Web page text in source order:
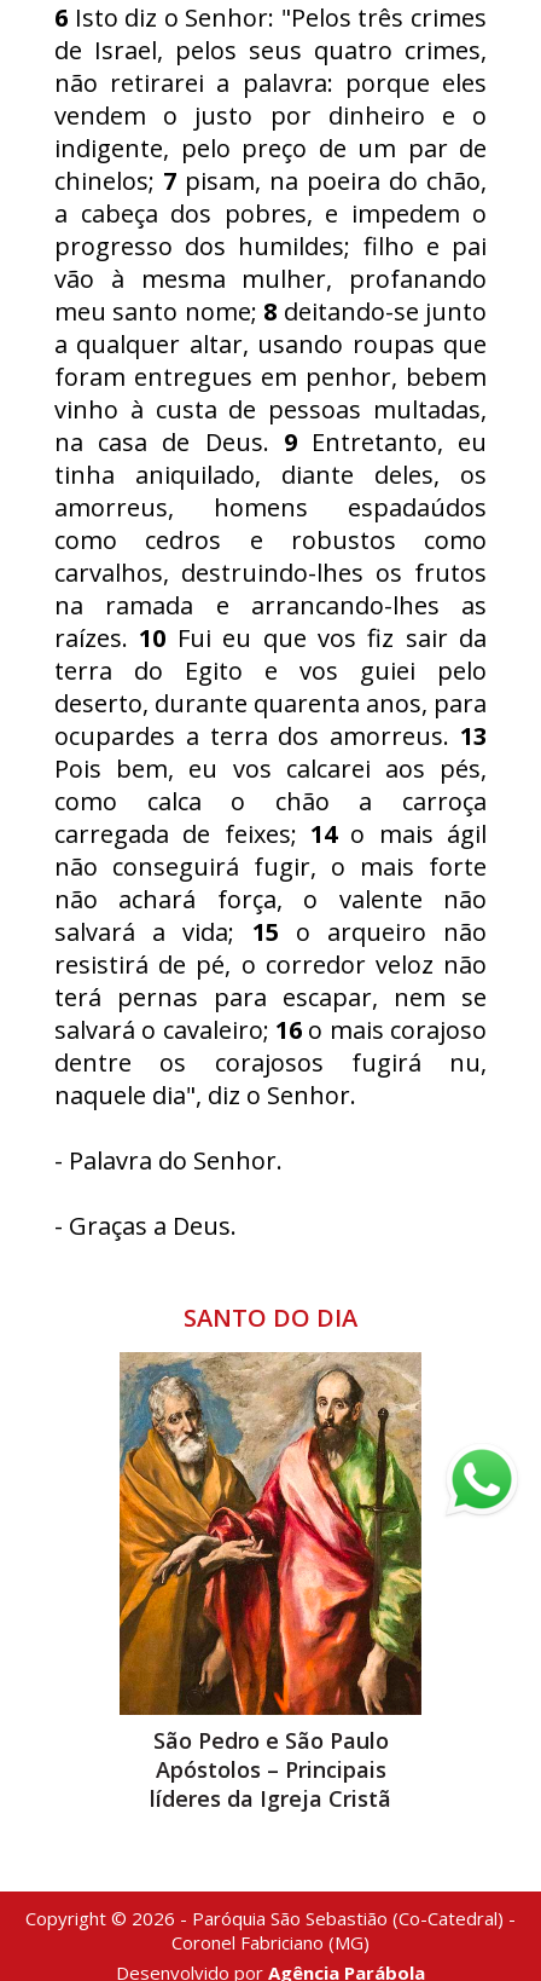
6 Isto diz o Senhor: "Pelos três crimes
de Israel, pelos seus quatro crimes,
não retirarei a palavra: porque eles
vendem o justo por dinheiro e o
indigente, pelo preço de um par de
chinelos; 7 pisam, na poeira do chão,
a cabeça dos pobres, e impedem o
progresso dos humildes; filho e pai
vão à mesma mulher, profanando
meu santo nome; 8 deitando-se junto
a qualquer altar, usando roupas que
foram entregues em penhor, bebem
vinho à custa de pessoas multadas,
na casa de Deus. 9Entretanto, eu
tinha aniquilado, diante deles, os
amorreus, homens espadaúdos
como cedros e robustos como
carvalhos, destruindo-lhes os frutos
na ramada e arrancando-lhes as
raízes. 10 Fui eu que vos fiz sair da
terra do Egito e vos guiei pelo
deserto, durante quarenta anos, para
ocupardes a terra dos amorreus. 13
Pois bem, eu vos calcarei aos pés,
como calca o chão a carroça
carregada de feixes; 14o mais ágil
não conseguirá fugir, o mais forte
não achará força, o valente não
salvará a vida; 15 o arqueiro não
resistirá de pé, o corredor veloz não
terá pernas para escapar, nem se
salvará o cavaleiro; 16 o mais corajoso
dentre os corajosos fugirá nu,
naquele dia", diz o Senhor.
- Palavra do Senhor.
- Graças a Deus.
SANTO DO DIA
São Pedro e São Paulo
Apóstolos – Principais
líderes da Igreja Cristã
Copyright © 2026 - Paróquia São Sebastião (Co-Catedral) -
Coronel Fabriciano (MG)
Desenvolvido por Agência Parábola